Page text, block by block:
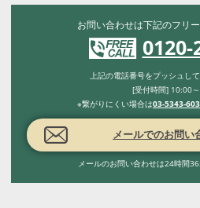
お問い合わせは下記のフリ
0120-
上記の電話番号をプッシュして
[受付時間] 10:00
※繋がりにくい場合は03-5343-
メールでのお問い
メールのお問い合わせは24時間